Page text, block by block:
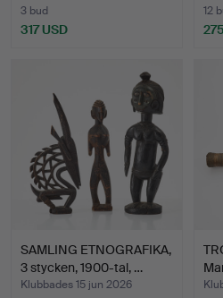
3 bud
317 USD
12
SAMLING ETNOGRAFIKA,
3 stycken, 1900-tal, …
Klubbades 15 jun 2026